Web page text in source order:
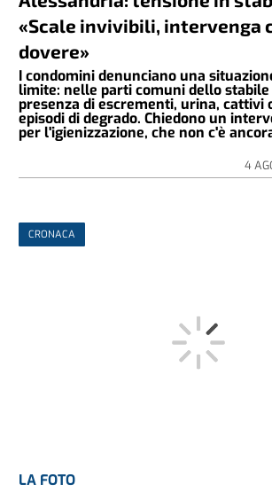
«Scale invivibili, intervenga
dovere»
I condomini denunciano una
limite: nelle parti comuni dello stabile
presenza di escrementi, urina, cattivi
episodi di degrado. Chiedono un
per l'igienizzazione, che non c'è
4
CRONACA
LA FOTO